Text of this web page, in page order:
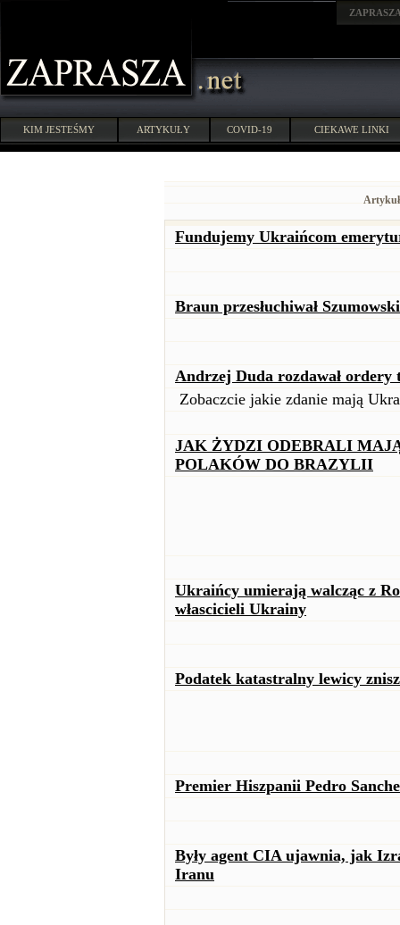
KIM JESTEŚMY ARTYKUŁY COVID-19 CIEKAWE LINKI
Fundujemy Ukraińcom
Braun przesłuchiwał
Andrzej Duda rozdawał
Zobaczcie jakie zdanie mają
JAK ŻYDZI ODEBRALI
POLAKÓW DO BRAZYLII
Ukraińcy umierają walcząc z
włascicieli Ukrainy
Podatek katastralny lewicy
Premier Hiszpanii Pedro
Były agent CIA ujawnia, jak
Iranu